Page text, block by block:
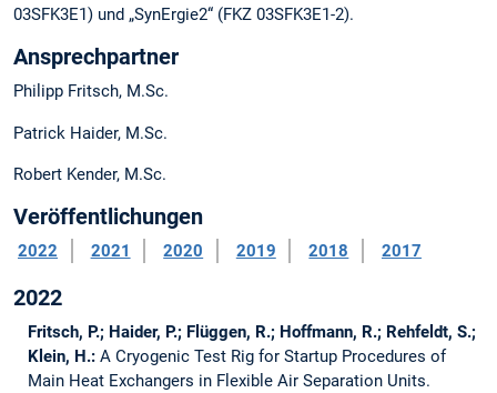
03SFK3E1) und „SynErgie2“ (FKZ 03SFK3E1-2).
Ansprechpartner
Philipp Fritsch, M.Sc.
Patrick Haider, M.Sc.
Robert Kender, M.Sc.
Veröffentlichungen
2022 2021 2020 2019 2018 2017
2022
Fritsch, P.; Haider, P.; Flüggen, R.; Hoffmann, R.; Rehfeldt, S.;
Klein, H.: A Cryogenic Test Rig for Startup Procedures of
Main Heat Exchangers in Flexible Air Separation Units.